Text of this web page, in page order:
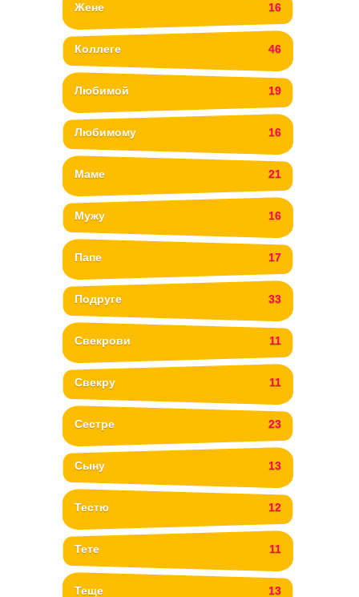
Жене 16
Коллеге 46
Любимой 19
Любимому 16
Маме 21
Мужу 16
Папе 17
Подруге 33
Свекрови 11
Свекру 11
Сестре 23
Сыну 13
Тестю 12
Тете 11
Теще 13